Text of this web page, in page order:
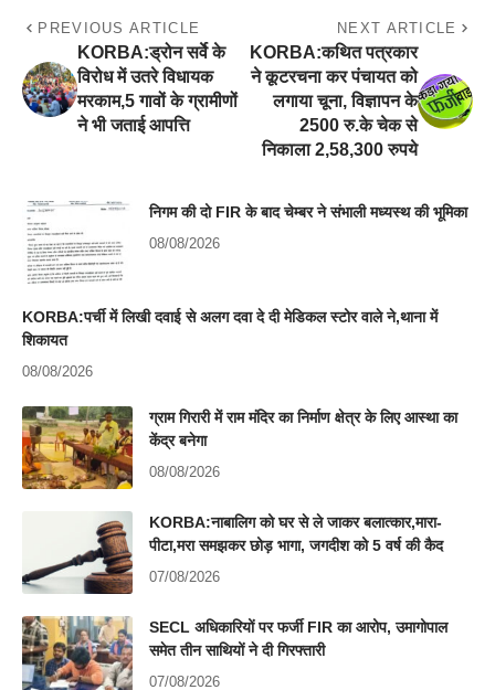
PREVIOUS ARTICLE
KORBA:ड्रोन सर्वे के
विरोध में उतरे विधायक
मरकाम,5 गावों के ग्रामीणों
ने भी जताई आपत्ति
NEXT ARTICLE
KORBA:कथित पत्रकार
ने कूटरचना कर पंचायत को
लगाया चूना, विज्ञापन के
2500 रु.के चेक से
निकाला 2,58,300 रुपये
निगम की दो FIR के बाद चेम्बर ने संभाली मध्यस्थ की भूमिका
08/08/2026
KORBA:पर्ची में लिखी दवाई से अलग दवा दे दी मेडिकल स्टोर वाले ने,थाना में
शिकायत
08/08/2026
ग्राम गिरारी में राम मंदिर का निर्माण क्षेत्र के लिए आस्था का
केंद्र बनेगा
08/08/2026
KORBA:नाबालिग को घर से ले जाकर बलात्कार,मारा-
पीटा,मरा समझकर छोड़ भागा, जगदीश को 5 वर्ष की कैद
07/08/2026
SECL अधिकारियों पर फर्जी FIR का आरोप, उमागोपाल
समेत तीन साथियों ने दी गिरफ्तारी
07/08/2026